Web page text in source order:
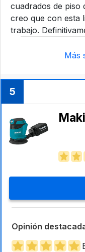
cuadrados de piso
creo que con esta
trabajo.
Más
5
Opinión